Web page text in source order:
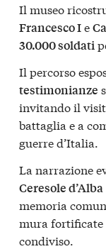
Il museo
Francesco Ie
30.000 soldati
Il percorso
testimonianze
invitando il
battaglia e a
guerre d’Italia.
La narrazione
Ceresole d’Alba
memoria
mura fortificate
condiviso.